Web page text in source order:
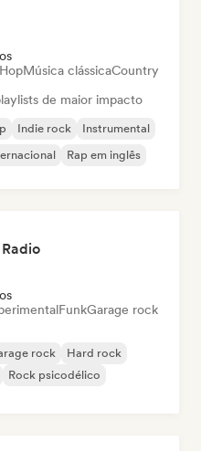
Música clássicaCountry
de maior impacto
Indie rock
Instrumental
Rap em inglês
FunkGarage rock
rock
Hard rock
Rock psicodélico